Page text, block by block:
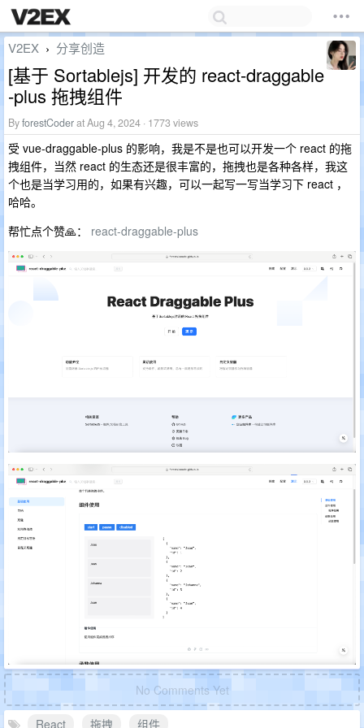
V2EX › 分享创造
[基于 Sortablejs] 开发的 react-draggable
-plus 拖拽组件
ByforestCoderat Aug 4, 2024 · 1773 views
受 vue-draggable-plus 的影响，我是不是也可以开发一个 react 的拖
拽组件，当然 react 的生态还是很丰富的，拖拽也是各种各样，我这
个也是当学习用的，如果有兴趣，可以一起写一写当学习下 react ，
哈哈。
帮忙点个赞🙏： react-draggable-plus
No Comments Yet
React 拖拽 组件